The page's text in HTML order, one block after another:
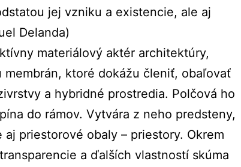
jej vzniku a existencie, ale aj
Delanda)
materiálový aktér architektúry,
ktoré dokážu členiť, obaľovať
a hybridné prostredia. Polčová ho
do rámov. Vytvára z neho predsteny,
priestorové obaly – priestory. Okrem
a ďalších vlastností skúma